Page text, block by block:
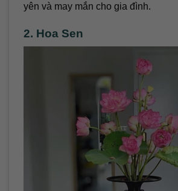
yên và may mắn cho gia đình.
2. Hoa Sen